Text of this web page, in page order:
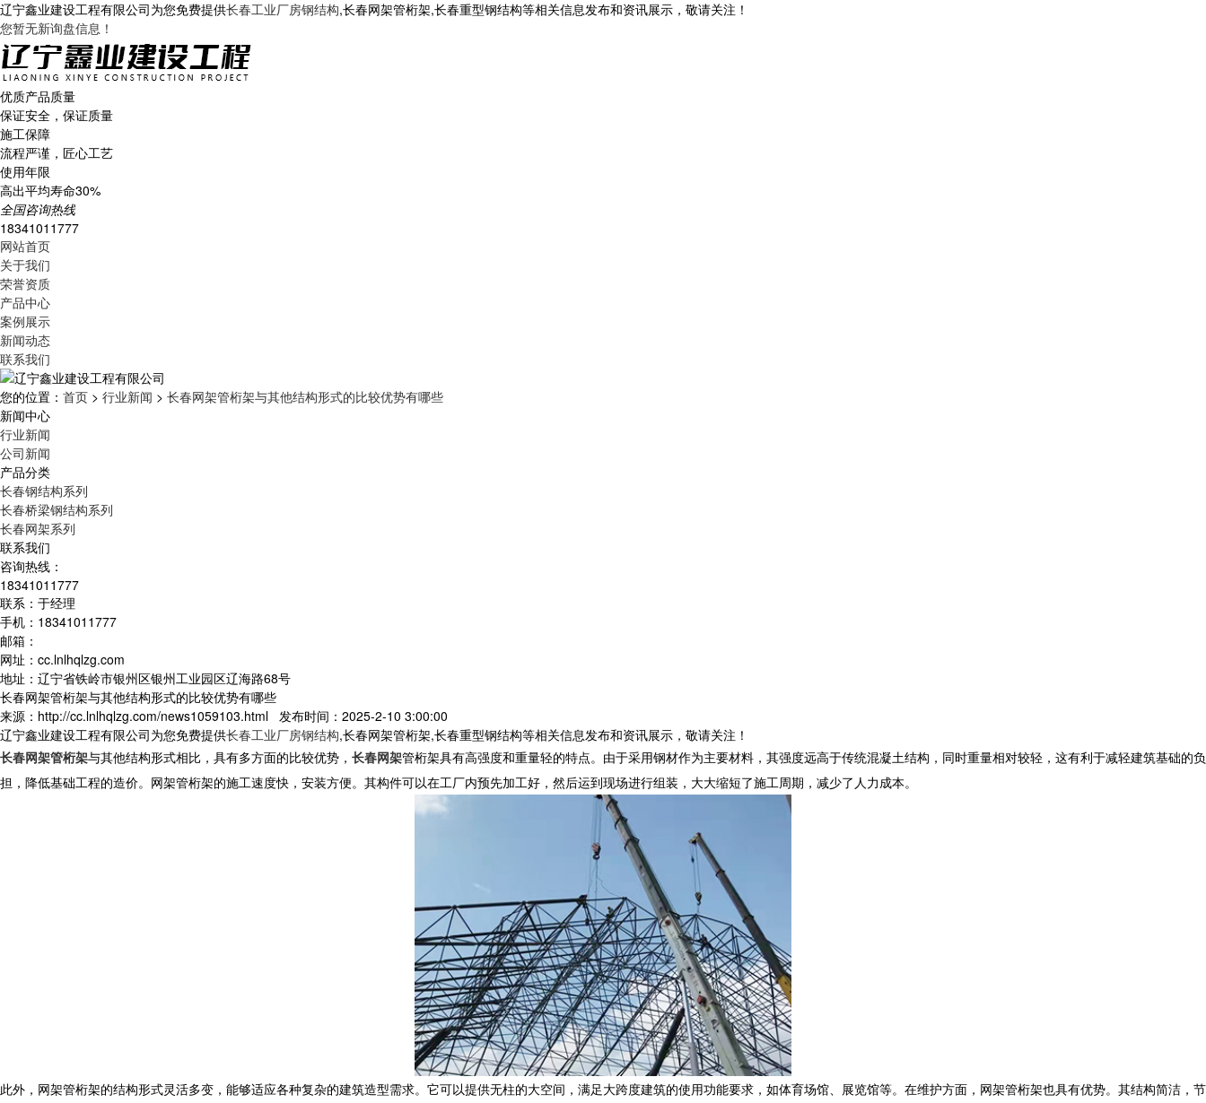
辽宁鑫业建设工程有限公司为您免费提供长春工业厂房钢结构,长春网架管桁架,长春重型钢结构等相关信息发布和资讯展示，敬请关注！
您暂无新询盘信息！
优质产品质量
保证安全，保证质量
施工保障
流程严谨，匠心工艺
使用年限
高出平均寿命30%
全国咨询热线
18341011777
网站首页
关于我们
荣誉资质
产品中心
案例展示
新闻动态
联系我们
您的位置： 首页 > 行业新闻 > 长春网架管桁架与其他结构形式的比较优势有哪些
新闻中心
行业新闻
公司新闻
产品分类
长春钢结构系列
长春桥梁钢结构系列
长春网架系列
联系我们
咨询热线：
18341011777
联系：于经理
手机：18341011777
邮箱：
网址：cc.lnlhqlzg.com
地址：辽宁省铁岭市银州区银州工业园区辽海路68号
长春网架管桁架与其他结构形式的比较优势有哪些
来源：http://cc.lnlhqlzg.com/news1059103.html 发布时间：2025-2-10 3:00:00
辽宁鑫业建设工程有限公司为您免费提供长春工业厂房钢结构,长春网架管桁架,长春重型钢结构等相关信息发布和资讯展示，敬请关注！
长春网架管桁架与其他结构形式相比，具有多方面的比较优势， 长春网架管桁架具有高强度和重量轻的特点。由于采用钢材作为主要材料，其强度远高于传统混凝土结构，同时重量相对较轻，这有利于减轻建筑基础的负
担，降低基础工程的造价。网架管桁架的施工速度快，安装方便。其构件可以在工厂内预先加工好，然后运到现场进行组装，大大缩短了施工周期，减少了人力成本。
此外，网架管桁架的结构形式灵活多变，能够适应各种复杂的建筑造型需求。它可以提供无柱的大空间，满足大跨度建筑的使用功能要求，如体育场馆、展览馆等。在维护方面，网架管桁架也具有优势。其结构简洁，节